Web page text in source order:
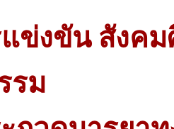
ข่งขัน สังค
รม